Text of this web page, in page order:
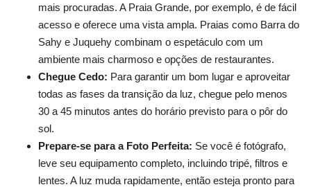
mais procuradas. A Praia Grande, por exemplo, é de fácil
acesso e oferece uma vista ampla. Praias como Barra do
Sahy e Juquehy combinam o espetáculo com um
ambiente mais charmoso e opções de restaurantes.
Chegue Cedo: Para garantir um bom lugar e aproveitar
todas as fases da transição da luz, chegue pelo menos
30 a 45 minutos antes do horário previsto para o pôr do
sol.
Prepare-se para a Foto Perfeita: Se você é fotógrafo,
leve seu equipamento completo, incluindo tripé, filtros e
lentes. A luz muda rapidamente, então esteja pronto para